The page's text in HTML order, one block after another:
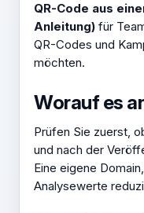
QR-Code aus
Anleitung) für
QR-Codes und
möchten.
Worauf es
Prüfen Sie zuerst,
und nach der
Eine eigene
Analysewerte